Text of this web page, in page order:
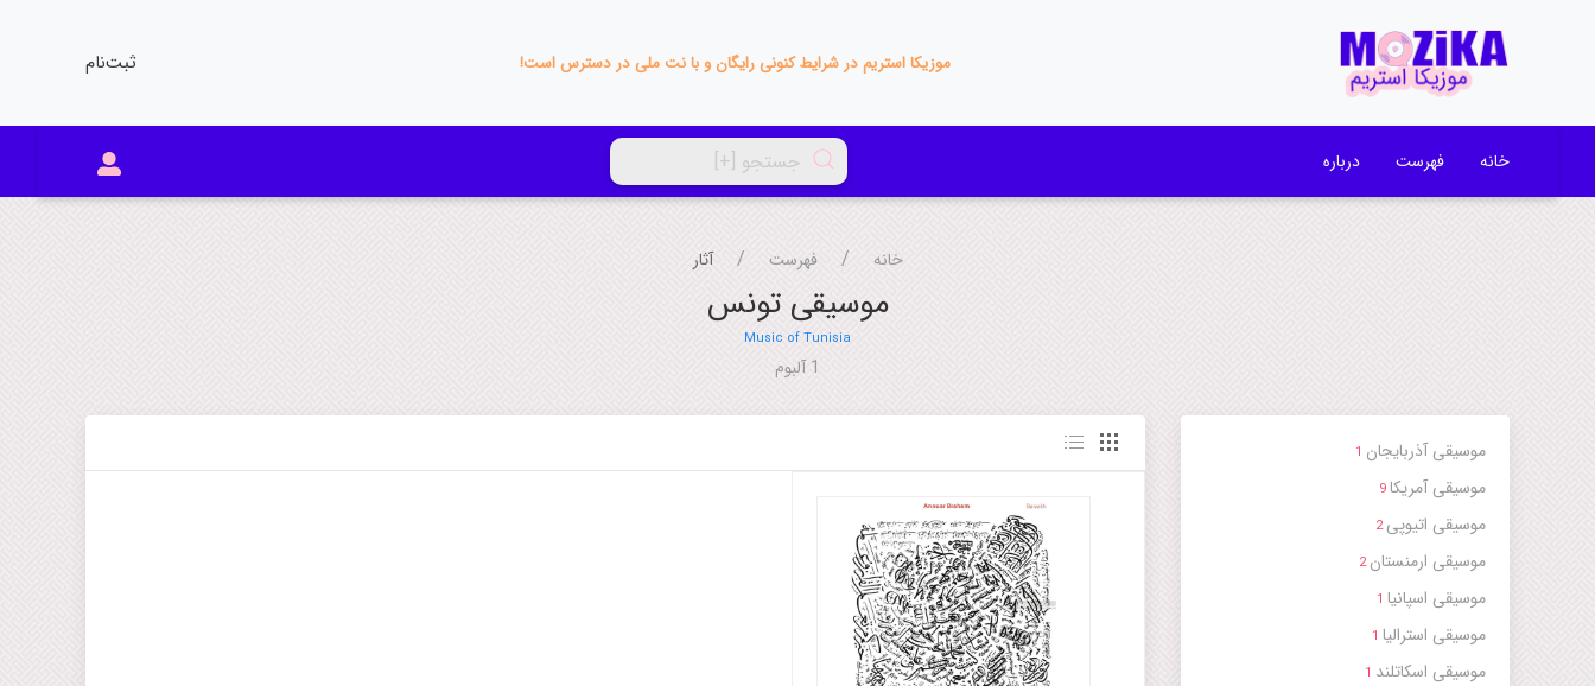
موزیکا استریم در شرایط کنونی رایگان و با نت ملی در دسترس است! ثبت‌نام
خانه فهرست درباره
خانه فهرست آثار
موسیقی تونس
Music of Tunisia
1 آلبوم
موسیقی آذربایجان
موسیقی آمریکا
موسیقی اتیوپی2
موسیقی ارمنستان2
موسیقی اسپانیا
موسیقی استرالیا
موسیقی اسکاتلند